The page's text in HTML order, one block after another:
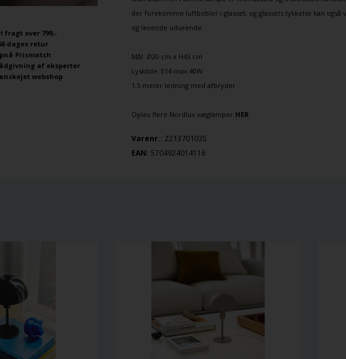
fragt over 799,-
dages retur
Prismatch
af eksperter
webshop
der forekomme luftbobler i glasset, og glassets tykkelse kan
og levende udseende.
Mål: Ø20 cm x H43 cm
Lyskilde: E14 max 40W
1,5 meter ledning med afbryder
Oplev flere Nordlux væglamper HER
Varenr.: 2213701035
EAN: 5704924014116